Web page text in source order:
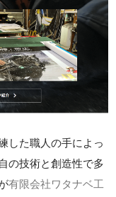
した職人の手によっ
の技術と創造性で多
有限会社ワタナベ工